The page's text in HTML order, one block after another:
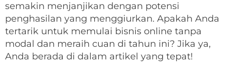
semakin menjanjikan dengan potensi
penghasilan yang menggiurkan. Apakah Anda
tertarik untuk memulai bisnis online tanpa
modal dan meraih cuan di tahun ini? Jika ya,
Anda berada di dalam artikel yang tepat!